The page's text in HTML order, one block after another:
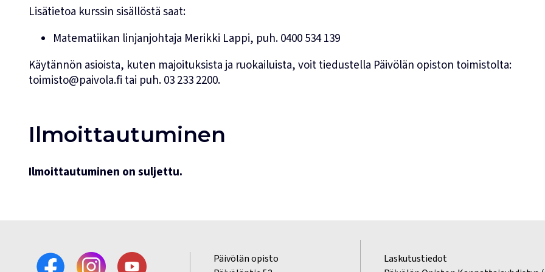
Lisätietoa kurssin sisällöstä saat:
Matematiikan linjanjohtaja Merikki Lappi, puh.0400 534 139
Käytännön asioista, kuten majoituksista ja ruokailuista, voit tiedustella Päivölän opiston toimistolta:
toimisto@paivola.fi tai puh.03 233 2200.
Ilmoittautuminen
Ilmoittautuminen on suljettu.
Päivölän opisto
Laskutustiedot